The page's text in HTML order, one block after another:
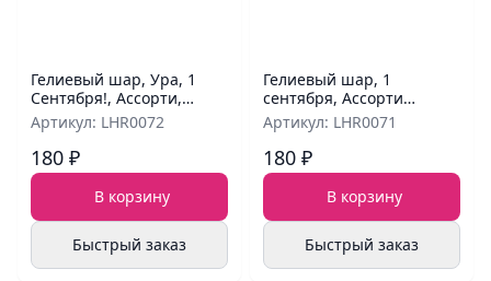
Гелиевый шар, Ура, 1
Сентября!, Ассорти,
пастель
Артикул: LHR0072
180 ₽
В корзину
Быстрый заказ
Гелиевый шар, 1
сентября, Ассорти
Пастель
Артикул: LHR0071
180 ₽
В корзину
Быстрый заказ